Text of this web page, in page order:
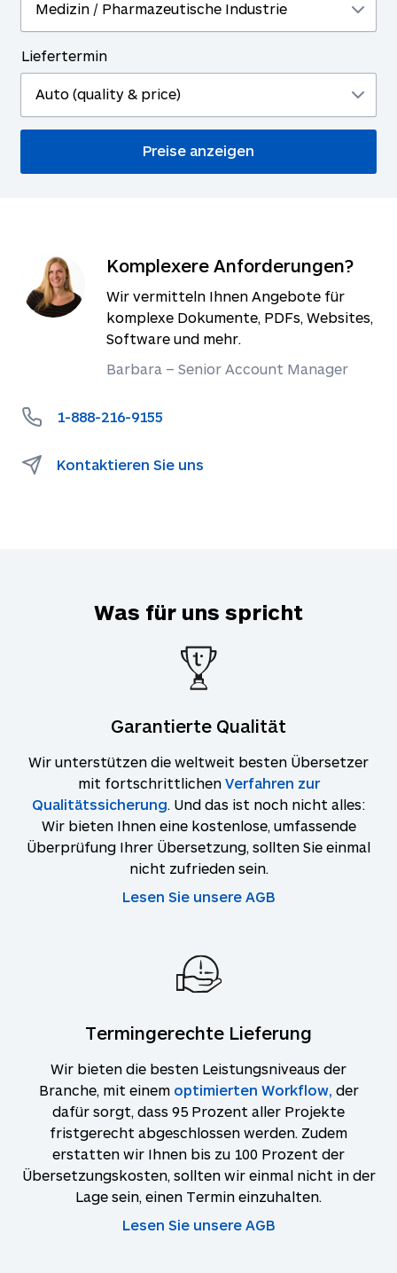
Liefertermin
Komplexere Anforderungen?
Wir vermitteln Ihnen Angebote für
komplexe Dokumente, PDFs, Websites,
Software und mehr.
Barbara – Senior Account Manager
1-888-216-9155
Kontaktieren Sie uns
Was für uns spricht
Garantierte Qualität
Wir unterstützen die weltweit besten Übersetzer
mit fortschrittlichen Verfahren zur
Qualitätssicherung. Und das ist noch nicht alles:
Wir bieten Ihnen eine kostenlose, umfassende
Überprüfung Ihrer Übersetzung, sollten Sie einmal
nicht zufrieden sein.
Lesen Sie unsere AGB
Termingerechte Lieferung
Wir bieten die besten Leistungsniveaus der
Branche, mit einem optimierten Workflow, der
dafür sorgt, dass 95 Prozent aller Projekte
fristgerecht abgeschlossen werden. Zudem
erstatten wir Ihnen bis zu 100 Prozent der
Übersetzungskosten, sollten wir einmal nicht in der
Lage sein, einen Termin einzuhalten.
Lesen Sie unsere AGB